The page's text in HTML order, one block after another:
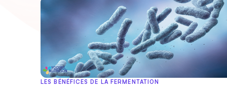
LES BÉNÉFICES DE LA FERMENTATION